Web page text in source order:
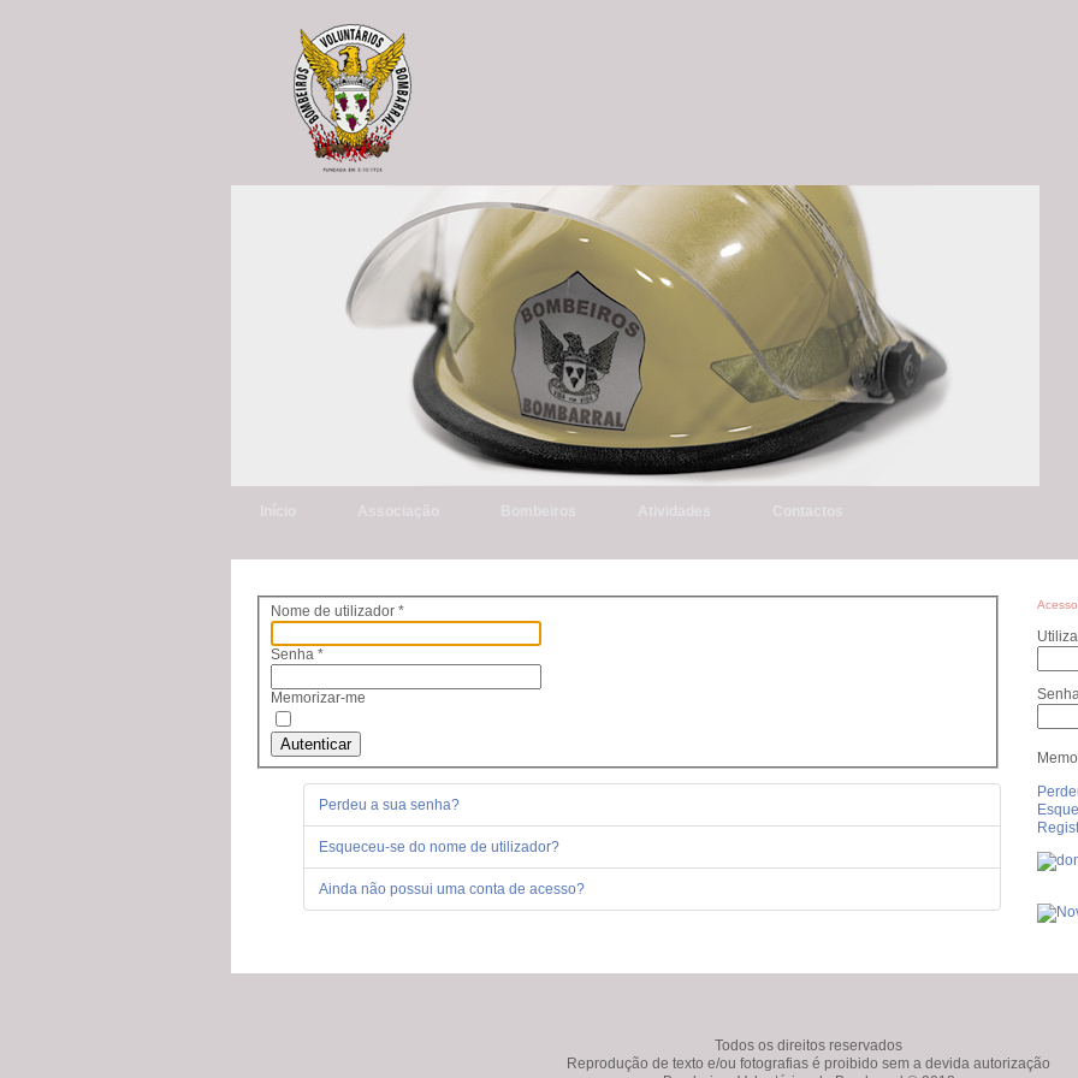
Nome de utilizador *
Senha *
Memorizar-me
Autenticar
Perdeu a sua senha?
Esqueceu-se do nome de utilizador?
Ainda não possui uma conta de acesso?
Todos os direitos reservados
Reprodução de texto e/ou fotografias é proibido sem a devida autorização